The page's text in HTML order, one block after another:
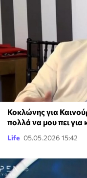
Κοκλώνης για
πολλά να μου πει για
Life 05.05.2026 15:42